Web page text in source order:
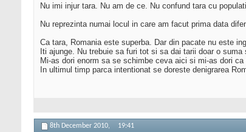
Nu imi injur tara. Nu am de ce. Nu confund tara cu
Nu reprezinta numai locul in care am facut prima data
Ca tara, Romania este superba. Dar din pacate nu este
Iti ajunge. Nu trebuie sa furi tot si sa dai tarii doar o suma
Mi-as dori enorm sa se schimbe ceva aici si mi-as dori
In ultimul timp parca intentionat se doreste denigrarea
8th December 2010, 19:41